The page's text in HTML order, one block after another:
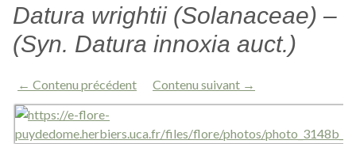
Datura wrightii (Solanaceae) –
(Syn. Datura innoxia auct.)
← Contenu précédent Contenu suivant →